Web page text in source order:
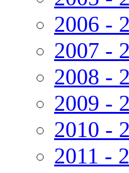
2006 -
2007 -
2008 -
2009 -
2010 -
2011 -